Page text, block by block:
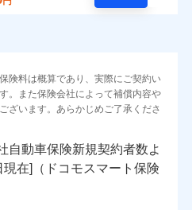
険料は概算であり、実際にご契約い
。また保険会社によって補償内容や
ざいます。あらかじめご了承くださ
新規契約者数よ
現在]（ドコモスマート保険